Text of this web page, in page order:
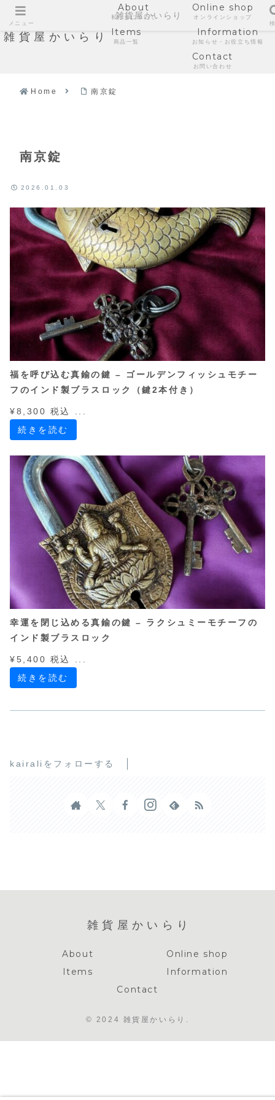
雑貨屋かいらり
About
私たちについて
Online shop
オンラインショップ
Items
商品一覧
Information
お知らせ・お役立ち情報
Contact
お問い合わせ
Home 南京錠
南京錠
2026.01.03
福を呼び込む真鍮の鍵 – ゴールデンフィッシュモチー
フのインド製ブラスロック（鍵2本付き）
¥8,300 税込 ...
続きを読む
幸運を閉じ込める真鍮の鍵 – ラクシュミーモチーフの
インド製ブラスロック
¥5,400 税込 ...
続きを読む
kairaliをフォローする
雑貨屋かいらり
About
Online shop
Items
Information
Contact
© 2024 雑貨屋かいらり.
メニュー
雑貨屋かいらり